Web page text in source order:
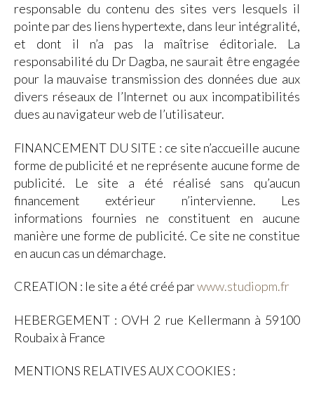
responsable du contenu des sites vers lesquels il
pointe par des liens hypertexte, dans leur intégralité,
et dont il n’a pas la maîtrise éditoriale. La
responsabilité du Dr Dagba, ne saurait être engagée
pour la mauvaise transmission des données due aux
divers réseaux de l’Internet ou aux incompatibilités
dues au navigateur web de l’utilisateur.
FINANCEMENT DU SITE : ce site n’accueille aucune
forme de publicité et ne représente aucune forme de
publicité. Le site a été réalisé sans qu’aucun
financement extérieur n’intervienne. Les
informations fournies ne constituent en aucune
manière une forme de publicité. Ce site ne constitue
en aucun cas un démarchage.
CREATION : le site a été créé parwww.studiopm.fr
HEBERGEMENT : OVH 2 rue Kellermann à 59100
Roubaix à France
MENTIONS RELATIVES AUX COOKIES :